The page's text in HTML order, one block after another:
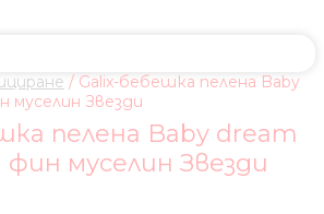
/ Galix-бебешка пелена Baby
муселин Звезди
пелена Baby dream
фин муселин Звезди